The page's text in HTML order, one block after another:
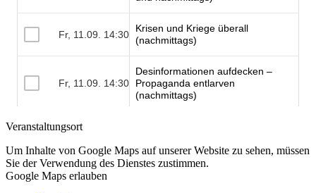
Veranstaltungsort
Um Inhalte von Google Maps auf unserer Website zu sehen, müssen
Sie der Verwendung des Dienstes zustimmen.
Google Maps erlauben